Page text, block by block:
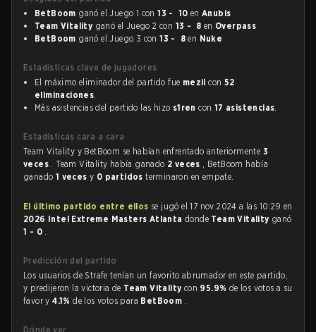
BetBoom ganó el Juego 1 con13 - 10 enAnubis
Team Vitality ganó el Juego 2 con 13 - 8 en Overpass
BetBoom ganó el Juego 3 con13 - 8 en Nuke
Estadísticas clave de jugadores
El máximo eliminador del partido fue mezii con 52
eliminaciones.
Más asistencias del partido las hizo s1ren con 17 asistencias.
Estadísticas cara a cara
Team Vitality y BetBoom se habían enfrentado anteriormente 3
veces . Team Vitality había ganado 2 veces , BetBoom había
ganado 1 vecesy 0 partidosterminaron en empate.
El último partido entre ellos se jugó el 17 nov 2024 a las 10:29 en
2026 Intel Extreme Masters Atlanta donde Team Vitality ganó
1 - 0 .
Predicción del partido
Los usuarios de Strafe tenían un favorito abrumador en este partido,
y predijeron la victoria de Team Vitality con 95.9% de los votos a su
favor y4.1%de los votos para BetBoom .
Dónde ver